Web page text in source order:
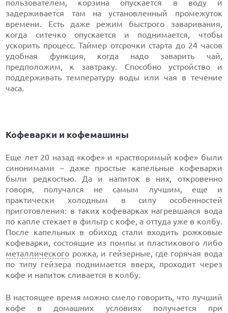
пользователем, корзина опускается в воду и
задерживается там на установленный промежуток
времени. Есть даже режим быстрого заваривания,
когда ситечко опускается и поднимается, чтобы
ускорить процесс. Таймер отсрочки старта до 24 часов
удобная функция, когда надо заварить чай,
предположим, к завтраку. Способно устройство и
поддерживать температуру воды или чая в течение
часа.
Кофеварки и кофемашины
Еще лет 20 назад «кофе» и «растворимый кофе» были
синонимами – даже простые капельные кофеварки
были редкостью. Да и напиток в них, откровенно
говоря, получался не самым лучшим, еще и
практически холодным в силу особенностей
приготовления: в таких кофеварках нагревшаяся вода
по капле стекает в фильтр с кофе, а оттуда уже в колбу.
После капельных в обиход стали входить рожковые
кофеварки, состоящие из помпы и пластикового либо
металлического рожка, и гейзерные, где горячая вода
по типу гейзера поднимается вверх, проходит через
кофе и напиток сливается в колбу.
В настоящее время можно смело говорить, что лучший
кофе в домашних условиях получается при